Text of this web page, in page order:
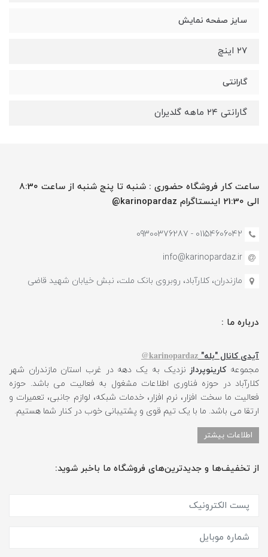
سایز صفحه نمایش
۲۷ اینچ
گارانتی
گارانتی ۲۴ ماهه گلدیران
ساعت کار فروشگاه حضوری : شنبه تا پنج شنبه از ساعت 8:30
الی 21:30 اینستاگرام karinopardaz@
01154606042 - 09300376287
info@karinopardaz.ir
مازندران، کلارآباد، روبروی بانک ملت، نبش خیابان شهید قاضی
درباره ما :
آیدی کانال "بله" karinopardaz@
مجموعهکارینوپرداز نزدیک به یک دهه در غرب استان مازندران شهر
کلارآباد در حوزه فناوری اطلاعات مشغول به فعالیت می باشد. حوزه
فعالیت ما سخت افزار، نرم افزار، خدمات شبکه، لوازم جانبی، تعمیرات و
ارتقا می باشد. ما با یک تیم قوی و پشتیبانی خوب در کنار شما هستیم.
اطلاعات بیشتر
از تخفیف‌ها و جدیدترین‌های فروشگاه ما باخبر شوید: